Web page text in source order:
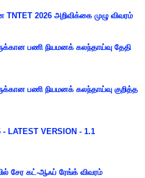
2026 அறிவிக்கை முழு விவரம்
பணி நியமனக் கலந்தாய்வு தேதி
பணி நியமனக் கலந்தாய்வு குறித்த
LATEST VERSION - 1.1
சேர கட்-ஆஃப் ரேங்க் விவரம்